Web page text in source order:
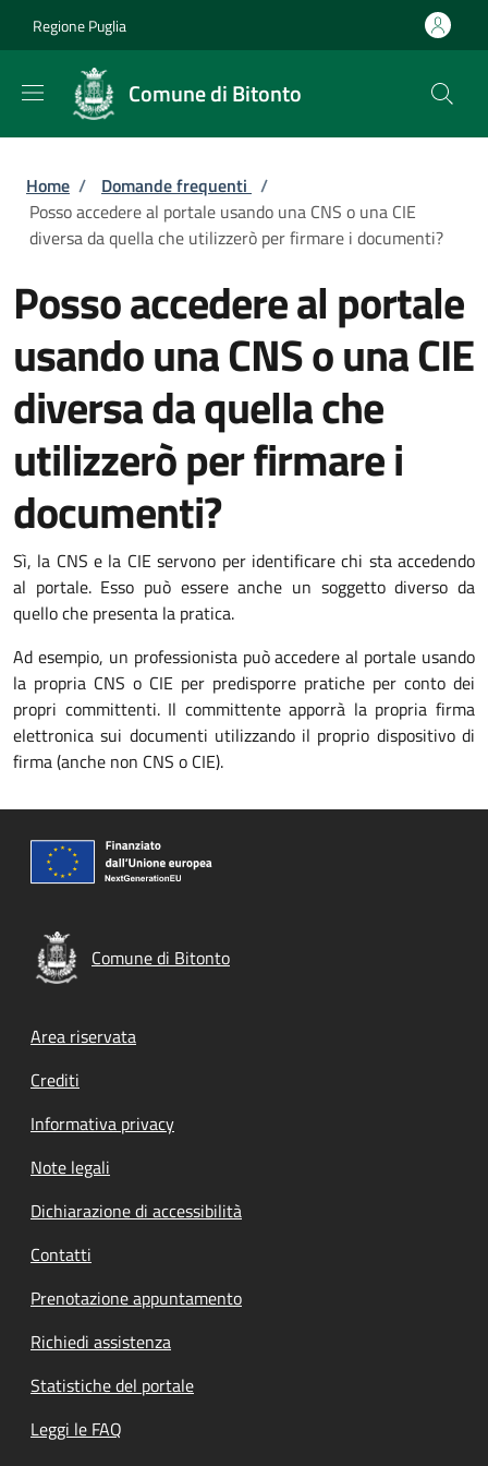
Regione Puglia
Comune di Bitonto
Briciole di pane
Home / Domande frequenti /
Posso accedere al portale usando una CNS o una CIE
diversa da quella che utilizzerò per firmare i documenti?
Posso accedere al portale
usando una CNS o una CIE
diversa da quella che
utilizzerò per firmare i
documenti?
Sì, la CNS e la CIE servono per identificare chi sta accedendo
al portale. Esso può essere anche un soggetto diverso da
quello che presenta la pratica.
Ad esempio, un professionista può accedere al portale usando
la propria CNS o CIE per predisporre pratiche per conto dei
propri committenti. Il committente apporrà la propria firma
elettronica sui documenti utilizzando il proprio dispositivo di
firma (anche non CNS o CIE).
Comune di Bitonto
Footer menu
Area riservata
Crediti
Informativa privacy
Note legali
Dichiarazione di accessibilità
Contatti
Prenotazione appuntamento
Richiedi assistenza
Statistiche del portale
Leggi le FAQ